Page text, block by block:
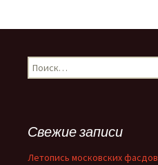
Н
а
:Свежие записи
Летопись московских фасдов